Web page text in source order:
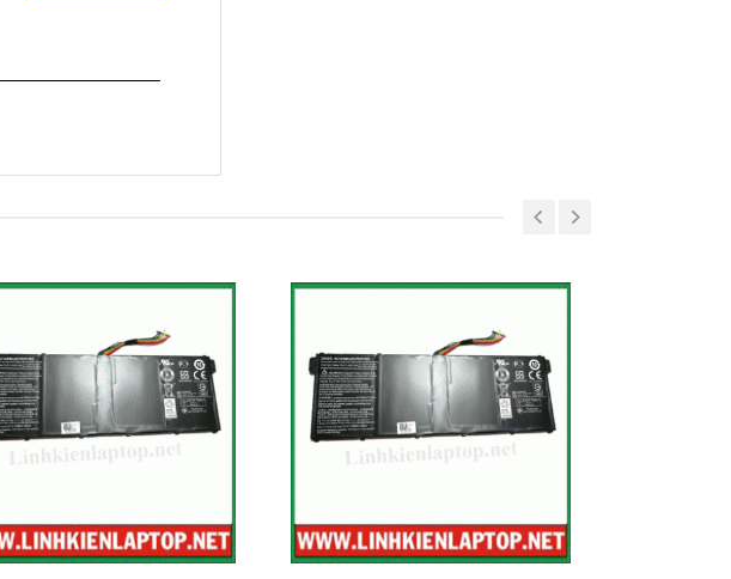
bị chai
do bạn dùng
Aspire 4920
Pin cho Pin Acer
thay Pin Pin Acer
và có các